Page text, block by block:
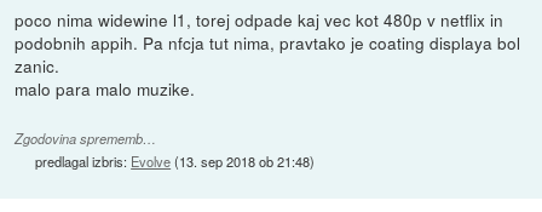
poco nima widewine l1, torej odpade kaj vec kot 480p v netflix in
podobnih appih. Pa nfcja tut nima, pravtako je coating displaya bol
zanic.
malo para malo muzike.
Zgodovina sprememb…
predlagal izbris: Evolve(13. sep 2018 ob 21:48)